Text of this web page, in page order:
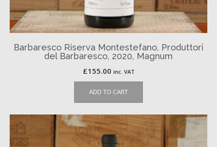
Barbaresco Riserva Montestefano, Produttori
del Barbaresco, 2020, Magnum
£155.00 inc. VAT
ADD TO CART